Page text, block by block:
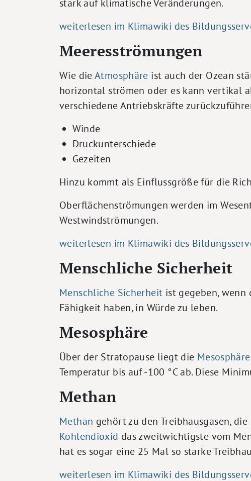
stark auf klimatische Veränderungen.
weiterlesen im Klimawiki des
Meeresströmungen
Wie dieAtmosphäre ist auch der Ozean
horizontal strömen oder es kann vertikal
verschiedene Antriebskräfte
Winde
Druckunterschiede
Gezeiten
Hinzu kommt als Einflussgröße für die
Oberflächenströmungen werden im
Westwindströmungen.
weiterlesen im Klimawiki des
Menschliche Sicherheit
Menschliche Sicherheit ist gegeben, wenn
Fähigkeit haben, in Würde zu leben.
Mesosphäre
Über der Stratopause liegt die Mesosphäre
Temperatur bis auf -100 °C ab. Diese
Methan
Methan gehört zu den Treibhausgasen,
Kohlendioxid das zweitwichtigste vom
hat es sogar eine 25 Mal so starke
weiterlesen im Klimawiki des